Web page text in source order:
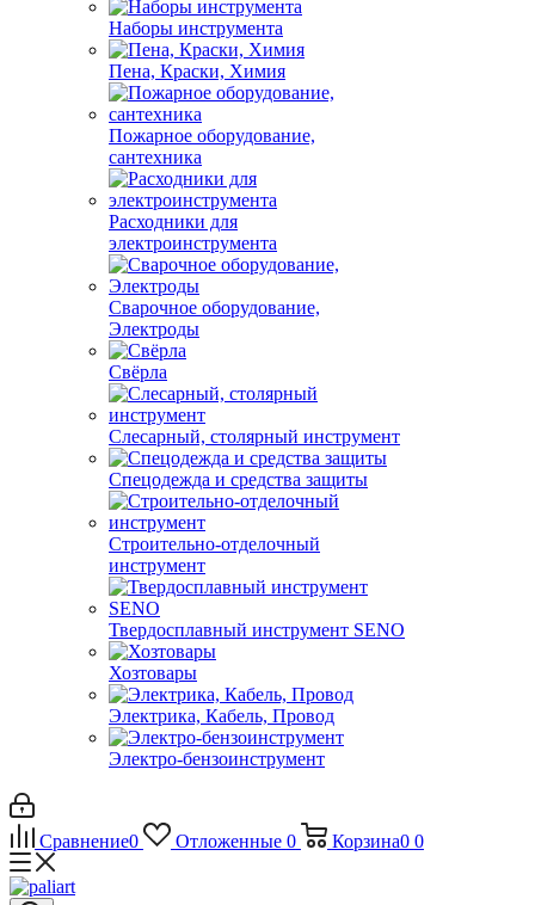
Наборы инструмента
Пена, Краски, Химия
Пожарное оборудование,
сантехника
Расходники для
электроинструмента
Сварочное оборудование,
Электроды
Свёрла
Слесарный, столярный инструмент
Спецодежда и средства защиты
Строительно-отделочный
инструмент
Твердосплавный инструмент SENO
Хозтовары
Электрика, Кабель, Провод
Электро-бензоинструмент
Сравнение0 Отложенные 0 Корзина0 0